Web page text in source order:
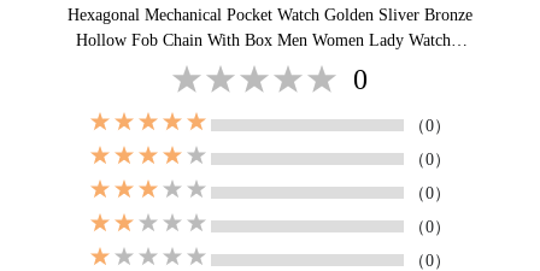
Hexagonal Mechanical Pocket Watch Golden Sliver Bronze
Hollow Fob Chain With Box Men Women Lady Watches
Mens Vintage Gifts
0
（0）
（0）
（0）
（0）
（0）